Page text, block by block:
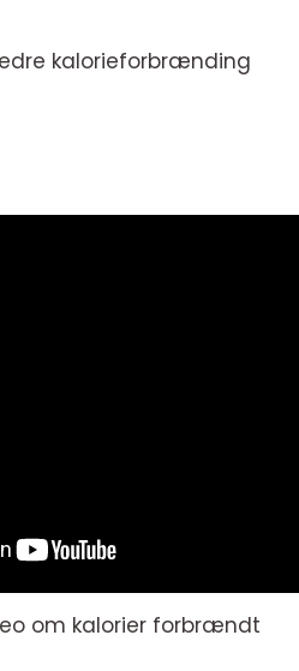
kalorieforbrænding
om kalorier forbrændt